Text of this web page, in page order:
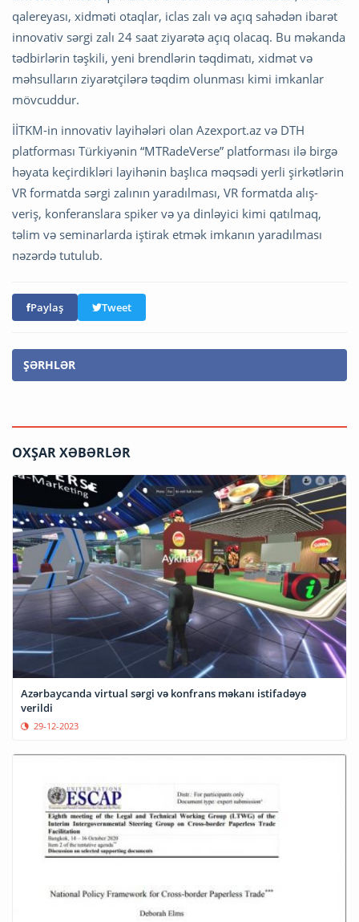
qalereyası, xidməti otaqlar, iclas zalı və açıq sahədən ibarət
innovativ sərgi zalı 24 saat ziyarətə açıq olacaq. Bu məkanda
tədbirlərin təşkili, yeni brendlərin təqdimatı, xidmət və
məhsulların ziyarətçilərə təqdim olunması kimi imkanlar
mövcuddur.
İİTKM-in innovativ layihələri olan Azexport.az və DTH
platforması Türkiyənin “MTRadeVerse” platforması ilə birgə
həyata keçirdikləri layihənin başlıca məqsədi yerli şirkətlərin
VR formatda sərgi zalının yaradılması, VR formatda alış-
veriş, konferanslara spiker və ya dinləyici kimi qatılmaq,
təlim və seminarlarda iştirak etmək imkanın yaradılması
nəzərdə tutulub.
Paylaş Tweet
ŞƏRHLƏR
OXŞAR XƏBƏRLƏR
Azərbaycanda virtual sərgi və konfrans məkanı istifadəyə
verildi
29-12-2023